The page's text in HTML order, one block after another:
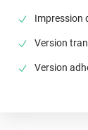
Impression
Version
Version